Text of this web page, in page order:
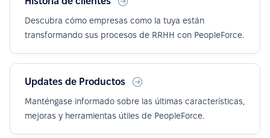
Descubra cómo empresas como la tuya están
transformando sus procesos de RRHH con PeopleForce.
Updates de Productos
Manténgase informado sobre las últimas características,
mejoras y herramientas útiles de PeopleForce.